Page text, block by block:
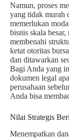
Namun, proses
yang tidak murah
memerlukan
bisnis skala
membenahi
ketat otoritas
dan ditawarkan
Bagi Anda yang
dokumen legal
perusahaan
Anda bisa
Nilai Strategis
Menempatkan